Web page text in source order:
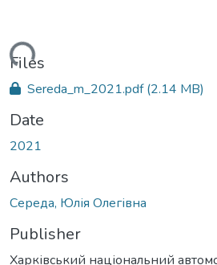
Files
Sereda_m_2021.pdf(2.14 MB)
Date
2021
Authors
Середа, Юлія Олегівна
Publisher
Харківський національний